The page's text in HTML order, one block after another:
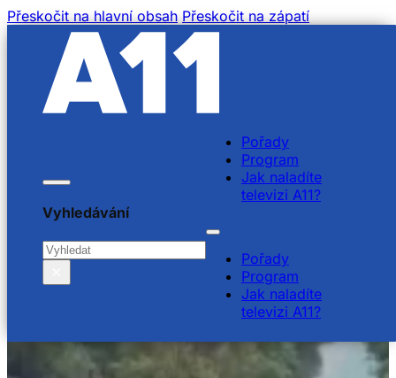
Přeskočit na hlavní obsah Přeskočit na zápatí
Vyhledávání
Hledat
Pořady
Program
Jak naladíte
televizi A11?
Pořady
Program
Jak naladíte
televizi A11?